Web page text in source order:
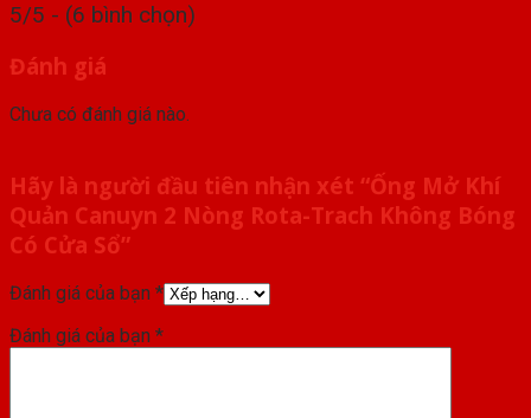
5/5 - (6 bình chọn)
Đánh giá
Chưa có đánh giá nào.
Hãy là người đầu tiên nhận xét “Ống Mở Khí
Quản Canuyn 2 Nòng Rota-Trach Không Bóng
Có Cửa Sổ”
Đánh giá của bạn *
Đánh giá của bạn *